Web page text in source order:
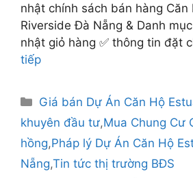
nhật chính sách bán hàng Căn
Riverside Đà Nẵng & Danh
nhật giỏ hàng ✅ thông tin đặt
tiếp
Danh
mục
Giá bán Dự Án Căn Hộ
khuyên đầu tư,Mua Chung Cư
hồng,Pháp lý Dự Án Căn Hộ
Nẵng,Tin tức thị trường BĐS